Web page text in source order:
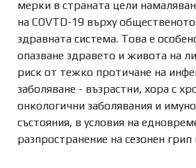
мерки в страната цели
на COVTD-19 върху
здравната система. Това е
опазване здравето и живота на
риск от тежко протичане на
заболяване - възрастни, хора с
онкологични заболявания и
състояния, в условия на
разпространение на сезонен грип